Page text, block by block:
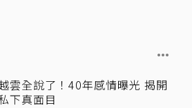
雲全說了！40年感情曝光 揭開
下真面目